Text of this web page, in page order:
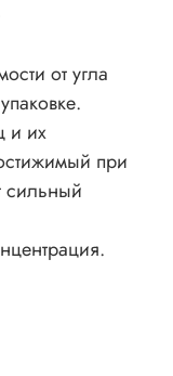
от угла
и их
при
сильный